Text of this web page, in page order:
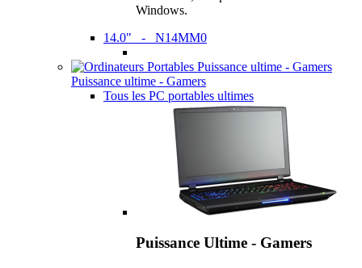
Windows.
14.0" - N14MM0
Puissance ultime - Gamers
Tous les PC portables ultimes
Puissance Ultime - Gamers